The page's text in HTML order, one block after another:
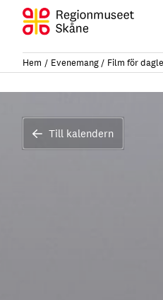
Hoppa
innehåll
Hem Evenemang Film för
Till kalendern